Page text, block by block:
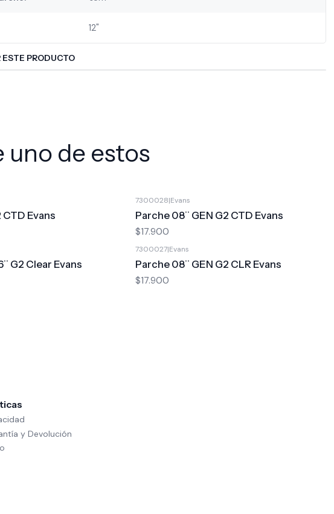
12"
ESTE PRODUCTO
de estos
CTD Evans
7300028|Evans
Parche 08¨ GEN G2 CTD Evans
$17.900
G2 Clear Evans
7300027|Evans
Parche 08¨ GEN G2 CLR Evans
$17.900
y Devolución